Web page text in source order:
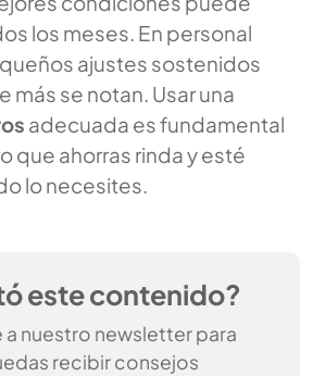
los meses. En personal
ajustes sostenidos
más se notan. Usar una
adecuada es fundamental
que ahorras rinda y esté
lo necesites.
este contenido?
nuestro newsletter para
recibir consejos